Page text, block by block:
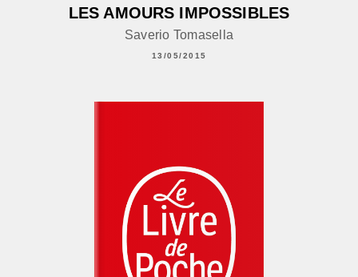
LES AMOURS IMPOSSIBLES
Saverio Tomasella
13/05/2015